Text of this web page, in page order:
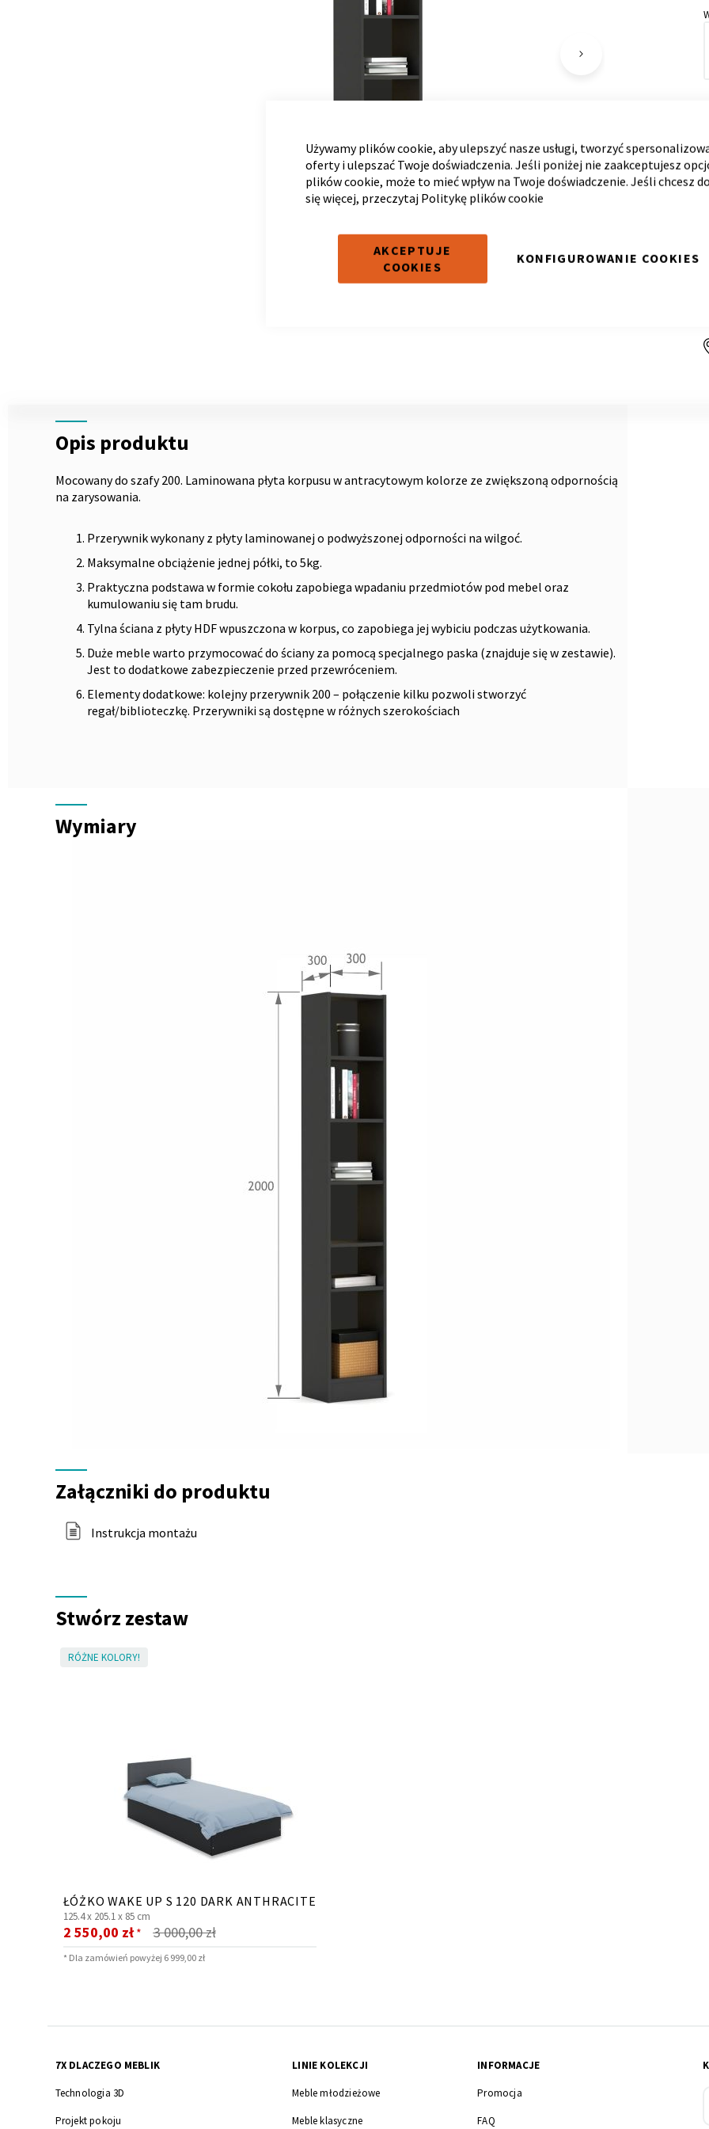
Używamy plików cookie, aby ulepszyć nasze usługi, tworzyć
oferty i ulepszać Twoje doświadczenia. Jeśli poniżej nie zaakceptujesz
plików cookie, może to mieć wpływ na Twoje doświadczenie. Jeśli chcesz
się więcej, przeczytaj Politykę plików cookie
AKCEPTUJE
COOKIES
KONFIGUROWANIE COOKIES
beginning
of
the
images
gallery
Opis produktu
Mocowany do szafy 200. Laminowana płyta korpusu w antracytowym kolorze ze zwiększoną odpornością
na zarysowania.
Przerywnik wykonany z płyty laminowanej o podwyższonej odporności na wilgoć.
Maksymalne obciążenie jednej półki, to 5kg.
Praktyczna podstawa w formie cokołu zapobiega wpadaniu przedmiotów pod mebel oraz
kumulowaniu się tam brudu.
Tylna ściana z płyty HDF wpuszczona w korpus, co zapobiega jej wybiciu podczas użytkowania.
Duże meble warto przymocować do ściany za pomocą specjalnego paska (znajduje się w zestawie).
Jest to dodatkowe zabezpieczenie przed przewróceniem.
Elementy dodatkowe: kolejny przerywnik 200 – połączenie kilku pozwoli stworzyć
regał/biblioteczkę. Przerywniki są dostępne w różnych szerokościach
Wymiary
do
produktu
Załączniki do produktu
Instrukcja montażu
Stwórz zestaw
RÓŻNE KOLORY!
ŁÓŻKO WAKE UP S 120 DARK ANTHRACITE
125.4 x 205.1 x 85 cm
3 000,00 zł
Cena
2 550,00 zł *
* Dla zamówień powyżej 6 999,00 zł
7X DLACZEGO MEBLIK
Technologia 3D
Projekt pokoju
LINIE KOLEKCJI
Meble młodzieżowe
Meble klasyczne
INFORMACJE
Promocja
FAQ